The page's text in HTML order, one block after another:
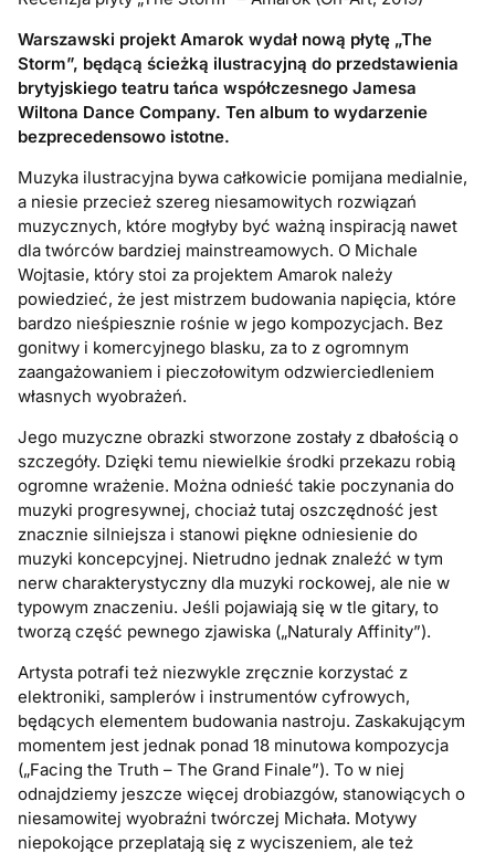
Warszawski projekt Amarok wydał nową płytę „The
Storm”, będącą ścieżką ilustracyjną do przedstawienia
brytyjskiego teatru tańca współczesnego Jamesa
Wiltona Dance Company. Ten album to wydarzenie
bezprecedensowo istotne.
Muzyka ilustracyjna bywa całkowicie pomijana medialnie,
a niesie przecież szereg niesamowitych rozwiązań
muzycznych, które mogłyby być ważną inspiracją nawet
dla twórców bardziej mainstreamowych. O Michale
Wojtasie, który stoi za projektem Amarok należy
powiedzieć, że jest mistrzem budowania napięcia, które
bardzo nieśpiesznie rośnie w jego kompozycjach. Bez
gonitwy i komercyjnego blasku, za to z ogromnym
zaangażowaniem i pieczołowitym odzwierciedleniem
własnych wyobrażeń.
Jego muzyczne obrazki stworzone zostały z dbałością o
szczegóły. Dzięki temu niewielkie środki przekazu robią
ogromne wrażenie. Można odnieść takie poczynania do
muzyki progresywnej, chociaż tutaj oszczędność jest
znacznie silniejsza i stanowi piękne odniesienie do
muzyki koncepcyjnej. Nietrudno jednak znaleźć w tym
nerw charakterystyczny dla muzyki rockowej, ale nie w
typowym znaczeniu. Jeśli pojawiają się w tle gitary, to
tworzą część pewnego zjawiska („Naturaly Affinity”).
Artysta potrafi też niezwykle zręcznie korzystać z
elektroniki, samplerów i instrumentów cyfrowych,
będących elementem budowania nastroju. Zaskakującym
momentem jest jednak ponad 18 minutowa kompozycja
(„Facing the Truth – The Grand Finale”). To w niej
odnajdziemy jeszcze więcej drobiazgów, stanowiących o
niesamowitej wyobraźni twórczej Michała. Motywy
niepokojące przeplatają się z wyciszeniem, ale też